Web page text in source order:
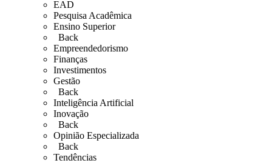
EAD
Pesquisa Acadêmica
Ensino Superior
Back
Empreendedorismo
Finanças
Investimentos
Gestão
Back
Inteligência Artificial
Inovação
Back
Opinião Especializada
Back
Tendências